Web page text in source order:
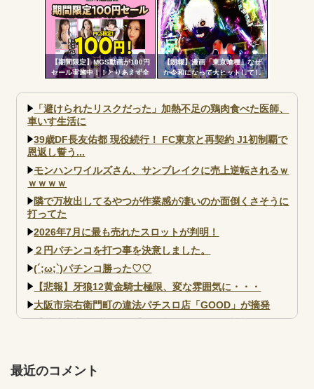
て来ないやつリムろ」←これで
何回もフォローしてくるのウザ
がられてますよ
チーズっぽい役物で間違いなく
面白いし、月2万円...
【期間限定】MGS動画が100円
セール実施中！！とりあえず全
【朗報】漫画「東京喰種」なぜ
か令和になって大ヒットしてし
「避けられたリスクだった」加熱不足の鶏肉食べた医師、
車いす生活に
39歳DF長友佑都 現役続行！ FC東京と再契約 J1初制覇で
恩返し誓う...
モンハンワイルズさん、サンブレイクに売上逆転されるｗ
ｗｗｗｗ
隣で万枚出してるやつが作業感が凄いのか面倒くさそうに
打ってた
2026年7月に最も売れたスロットが判明！
２円パチンコを打つ事を決意しました。
(´;ω;`)パチンコ勝った♡♡
【悲報】牙狼12黄金騎士極限、変な雰囲気に・・・
大阪市宗右衛門町の違法パチスロ店「GOOD」が摘発
【北斗転生2も落ちた？】最近のパチスロ型式試験はミミズ
プ報告あり！弱予告...
最近のコメント